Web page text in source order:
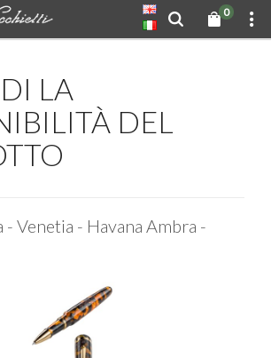
0
LA
DEL
Venetia - Havana Ambra -